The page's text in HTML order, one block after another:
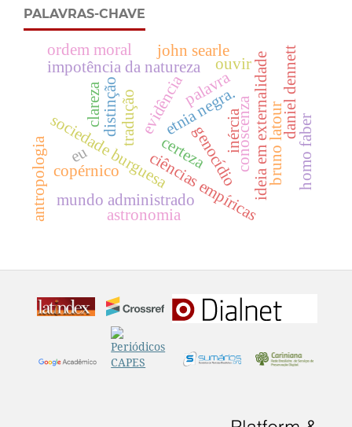
PALAVRAS-CHAVE
conoscenza
etnia negra.
evidência
impotência da natureza ideia em externalidade
ciências empíricas
sociedade burguesa
mundo administrado
genocídio
antropologia
tradução bruno latour
distinção palavra
astronomia
copérnico
ordem moral
clareza
certeza inércia daniel dennett
john searle
ouvir
homo faber
eu